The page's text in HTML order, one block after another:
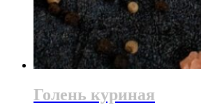
Голень куриная